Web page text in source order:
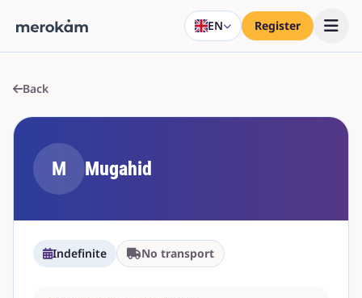
EN Register
Back
M Mugahid
Indefinite No transport